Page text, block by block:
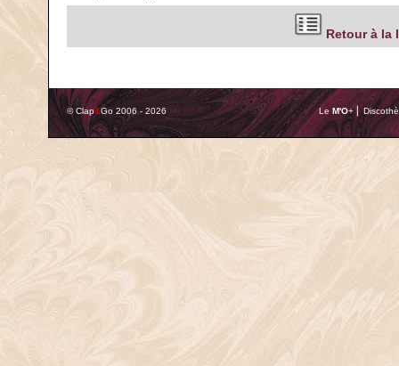
Retour à la
© Clap&Go 2006 - 2026 Le M'O+ ⎢